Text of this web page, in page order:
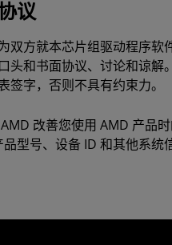
议
双方就本芯片组驱动程序
头和书面协议、讨论和谅
签字，否则不具有约束力。
改善您使用 AMD 产品
品型号、设备 ID 和其他系统